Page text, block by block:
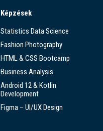
Képzések
Statistics Data Science
Fashion Photography
HTML & CSS Bootcamp
Business Analysis
Android 12 & Kotlin
Development
Figma – UI/UX Design